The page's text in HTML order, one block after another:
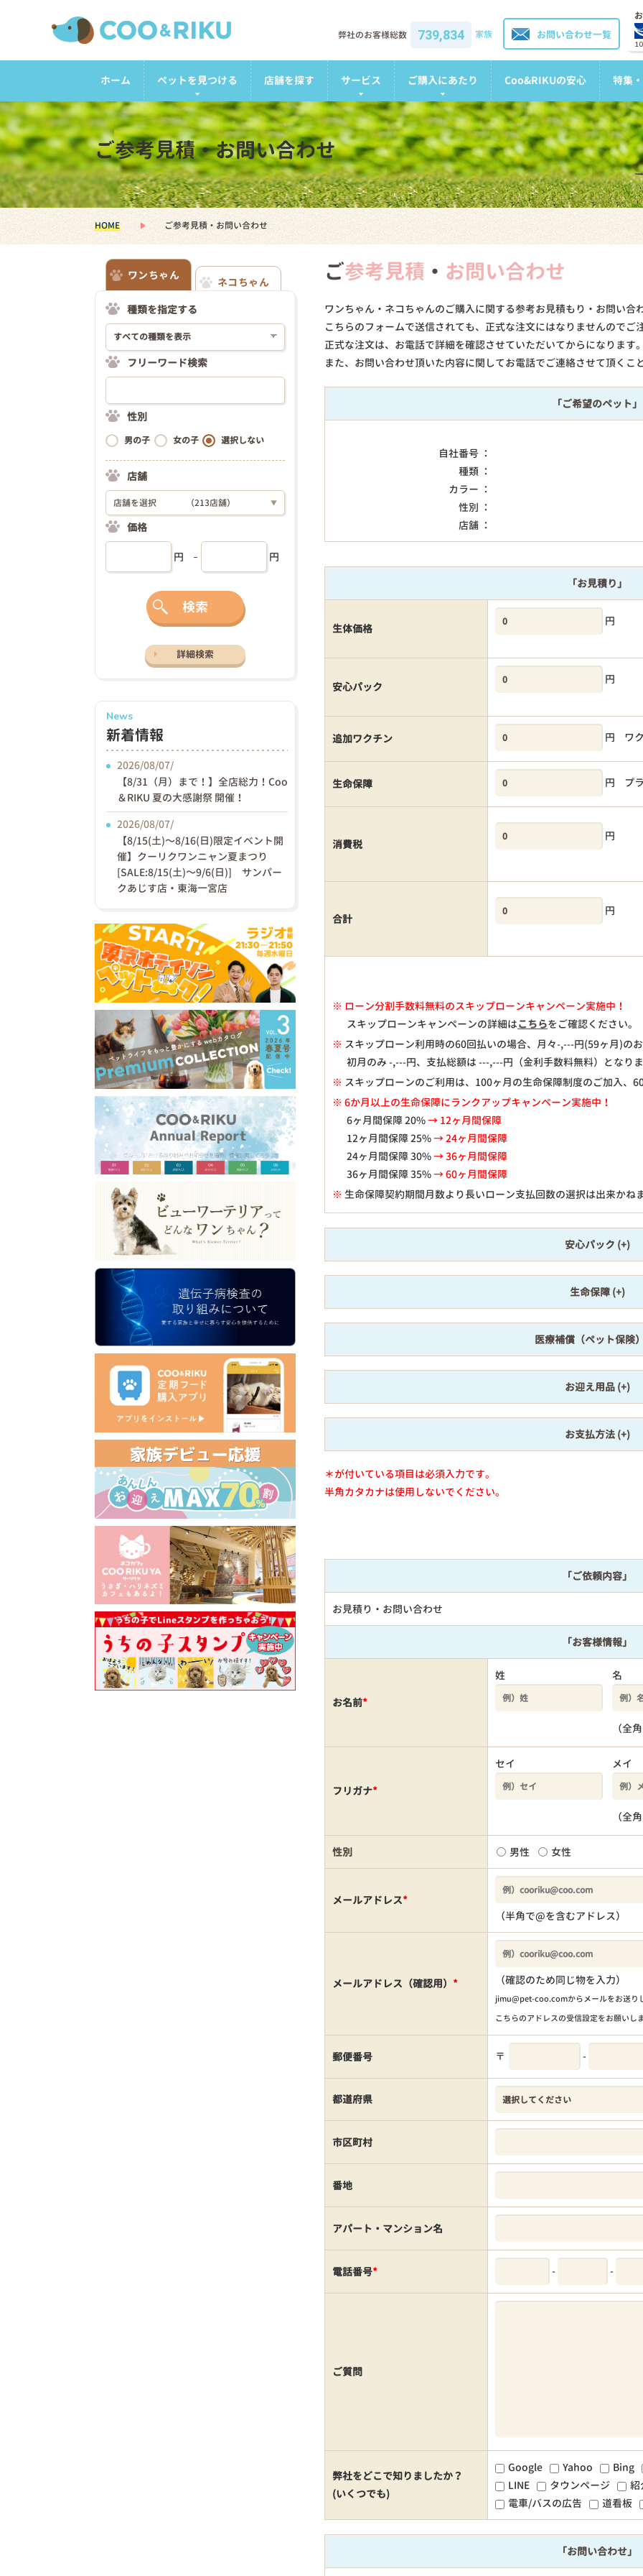
お問い合わせ一覧
弊社のお客様総数 739,834 家族
ホーム ペットを見つける 店舗を探す サービス ご購入にあたり Coo&RIKUの安心 特集
ご参考見積・お問い合わせ
HOME ご参考見積・お問い合わせ
ご参考見積 ・ お問い合わせ
ワンちゃん・ネコちゃんのご購入に関する参考お見積もり・お問い合
こちらのフォームで送信されても、正式な注文にはなりませんのでご
正式な注文は、お電話で詳細を確認させていただいてからになります
また、お問い合わせ頂いた内容に関してお電話でご連絡させて頂く
「ご希望のペット」
自社番号 ：
種類 ：
カラー ：
性別 ：
店舗 ：
「お見積り」
生体価格
円
安心パック
円
追加ワクチン 円 ワ
生命保障 円 プ
消費税
円
合計
円
※ ローン分割手数料無料のスキップローンキャンペーン実施中！
スキップローンキャンペーンの詳細はこちらをご確認ください。
※ スキップローン利用時の60回払いの場合、月々-,---円(59ヶ月)の
初月のみ -,---円、支払総額は ---,---円（金利手数料無料）となり
※ スキップローンのご利用は、100ヶ月の生命保障制度のご加入、
※ 6か月以上の生命保障にランクアップキャンペーン実施中！
6ヶ月間保障 20%→ 12ヶ月間保障
12ヶ月間保障 25%→ 24ヶ月間保障
24ヶ月間保障 30%→ 36ヶ月間保障
36ヶ月間保障 35%→ 60ヶ月間保障
※ 生命保障契約期間月数より長いローン支払回数の選択は出来かね
安心パック
生命保障
医療補償（ペット保険
お迎え用品
お支払方法
＊が付いている項目は必須入力です。
半角カタカナは使用しないでください。
「ご依頼内容」
お見積り・お問い合わせ
「お客様情報」
お名前*
姓 名
（全
フリガナ*
セイ メイ
（全
性別 男性 女性
メールアドレス*
（半角で@を含むアドレス）
メールアドレス（確認用） * （確認のため同じ物を入力）
jimu@pet-coo.comからメールをお送り
こちらのアドレスの受信設定をお願いし
郵便番号 〒 -
都道府県
市区町村
番地
アパート・マンション名
電話番号* - -
ご質問
弊社をどこで知りましたか？
(いくつでも)
Google Yahoo
Bing
LINE
タウンページ
紹
電車/バスの広告
道看板
「お問い合わせ」
ワンちゃん
ネコちゃん
種類を指定する
フリーワード検索
性別
男の子 女の子 選択しない
店舗
店舗を選択 （213店舗） ▼
価格
円 円
検索
詳細検索
News
新着情報
2026/08/07/
【8/31（月）まで！】全店総力！Coo
＆RIKU 夏の大感謝祭 開催！
2026/08/07/
【8/15(土)〜8/16(日)限定イベント開
催】クーリクワンニャン夏まつり
[SALE:8/15(土)～9/6(日)] サンパー
クあじす店・東海一宮店